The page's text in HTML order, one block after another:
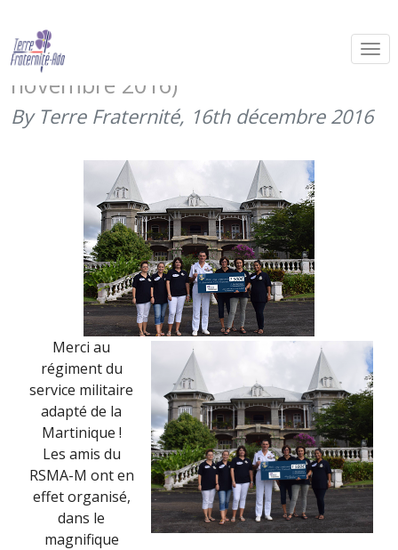
Le RSMA-M soutient Terre Fratenité
avec son marché de Noël (26
novembre 2016)
By Terre Fraternité, 16th décembre 2016
Merci au
régiment du
service militaire
adapté de la
Martinique !
Les amis du
RSMA-M ont en
effet organisé,
dans le
magnifique